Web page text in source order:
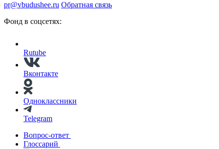
pr@vbudushee.ru Обратная связь
Фонд в соцсетях:
Rutube
Вконтакте
Одноклассники
Telegram
Вопрос-ответ
Глоссарий